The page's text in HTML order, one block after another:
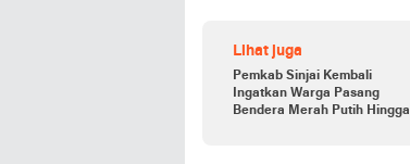
Lihat juga
Pemkab Sinjai Kembali
Ingatkan Warga Pasang
Bendera Merah Putih Hingga